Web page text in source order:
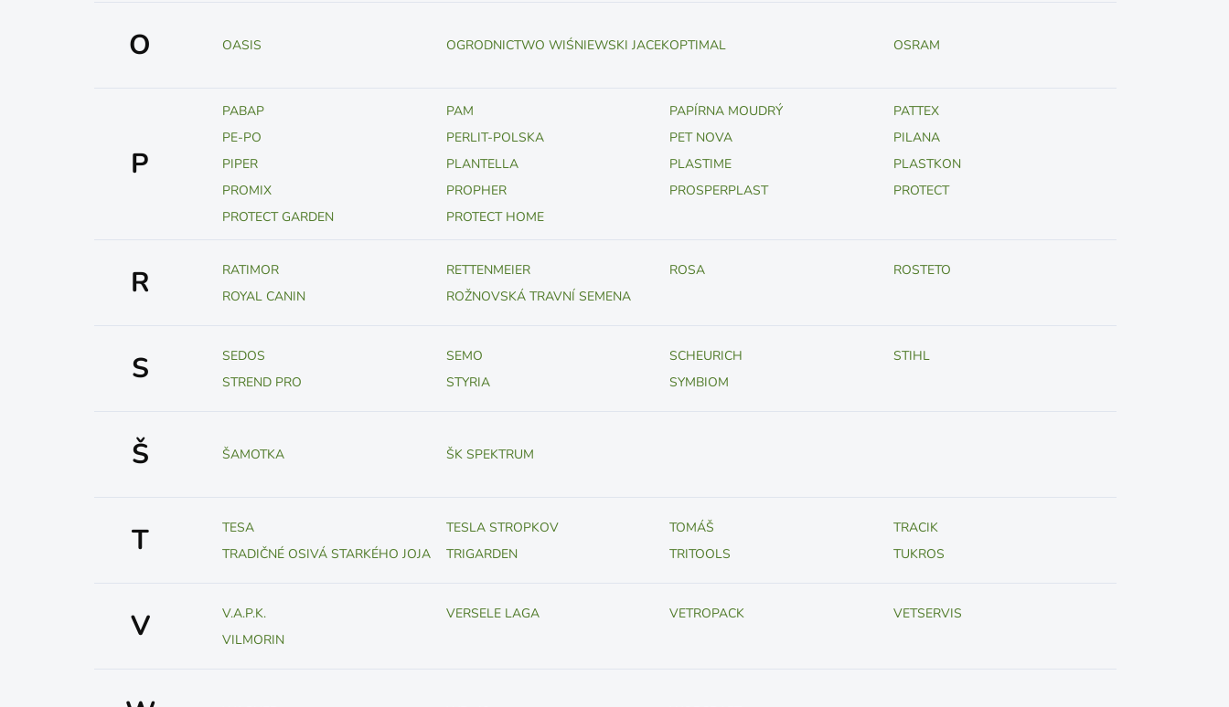
O OASIS OGRODNICTWO WIŚNIEWSKI JACEKOPTIMAL OSRAM
P
PABAP PAM PAPÍRNA MOUDRÝ
PATTEX
PE-PO
PERLIT-POLSKA PET NOVA
PILANA
PIPER
PLANTELLA PLASTIME
PLASTKON
PROMIX
PROPHER PROSPERPLAST
PROTECT
PROTECT GARDEN
PROTECT HOME
R RATIMOR RETTENMEIER ROSA
ROSTETO
ROYAL CANIN
ROŽNOVSKÁ TRAVNÍ SEMENA
S SEDOS SEMO SCHEURICH
STIHL
STREND PRO
STYRIA SYMBIOM
Š ŠAMOTKA ŠK SPEKTRUM
T TESA TESLA STROPKOV TOMÁŠ
TRACIK
TRADIČNÉ OSIVÁ STARKÉHO JOJA
TRIGARDEN TRITOOLS TUKROS
V V.A.P.K. VERSELE LAGA VETROPACK
VETSERVIS
VILMORIN